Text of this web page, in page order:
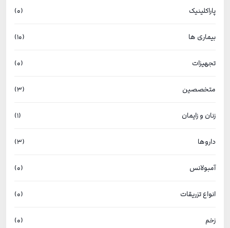
پاراکلینیک (0)
بیماری ها (10)
تجهیزات (0)
متخصصین (3)
زنان و زایمان (1)
داروها (3)
آمبولانس (0)
انواع تزریقات (0)
زخم (0)